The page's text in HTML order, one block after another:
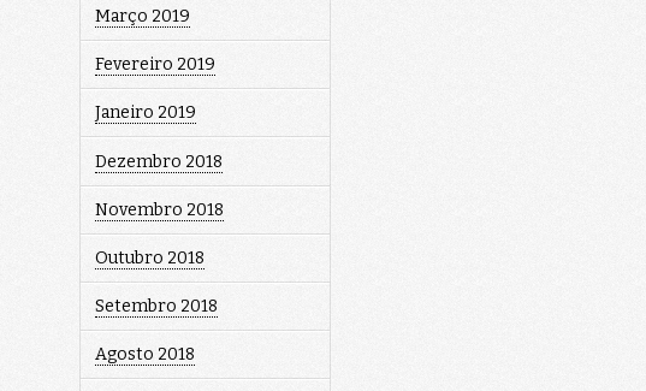
Março 2019
Fevereiro 2019
Janeiro 2019
Dezembro 2018
Novembro 2018
Outubro 2018
Setembro 2018
Agosto 2018